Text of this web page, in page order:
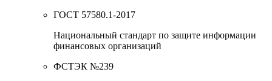
ГОСТ 57580.1-2017
Национальный стандарт по защите информации
финансовых организаций
ФСТЭК №239